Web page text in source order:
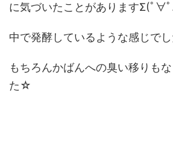
に気づいたことがありますΣ(ﾟ∀ﾟ
中で発酵しているような感じで
もちろんかばんへの臭い移りも
た☆